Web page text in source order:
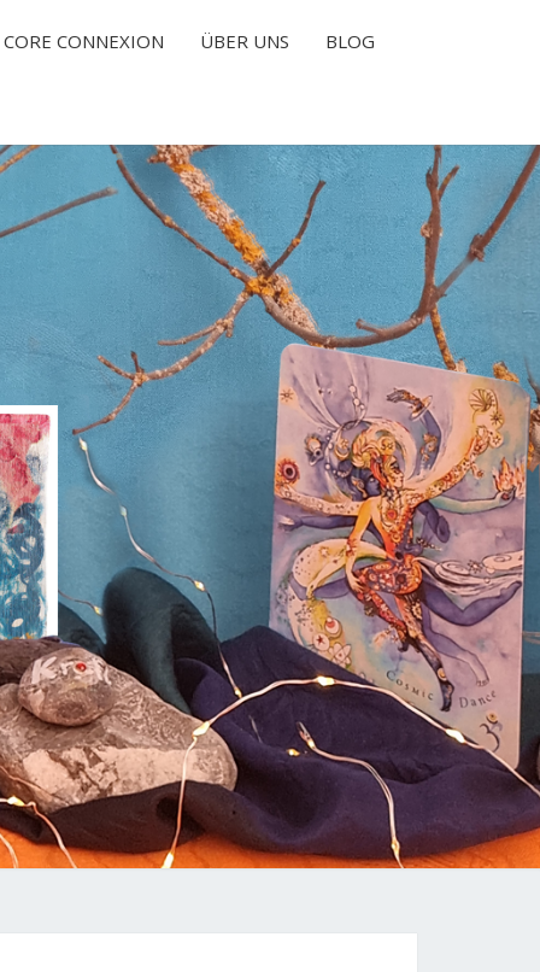
CORE CONNEXION ÜBER UNS BLOG